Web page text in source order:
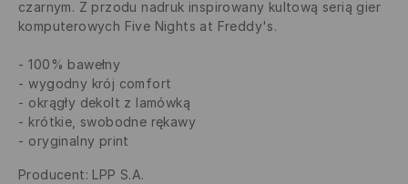
czarnym. Z przodu nadruk inspirowany kultową serią gier
komputerowych Five Nights at Freddy's.
100% bawełny
wygodny krój comfort
okrągły dekolt z lamówką
krótkie, swobodne rękawy
oryginalny print
Producent: LPP S.A.